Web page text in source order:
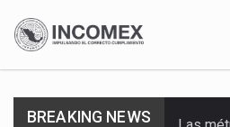
BREAKING NEWS